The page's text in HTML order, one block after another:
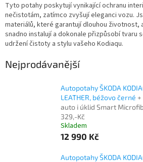
Tyto potahy poskytují vynikající ochranu
nečistotám, zatímco zvyšují eleganci vozu.
materiálů, které garantují dlouhou životnost,
snadno instalují a dokonale přizpůsobí tvaru
udržení čistoty a stylu vašeho Kodiaqu.
Nejprodávanější
Autopotahy ŠKODA
LEATHER, béžovo černé
auto i úklid Smart
329,-Kč
Skladem
12 990 Kč
Autopotahy ŠKODA